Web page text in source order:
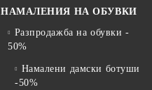
НАМАЛЕНИЯ НА ОБУВКИ
Разпродажба на обувки -
50%
Намалени дамски ботуши
-50%